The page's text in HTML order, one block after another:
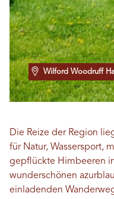
Wilford Woodruff
Die Reize der Region
für Natur, Wassersport,
gepflückte Himbeeren
wunderschönen
einladenden